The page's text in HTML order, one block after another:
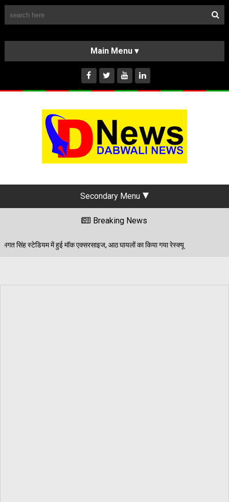
HOME
ABOUT US
INSTAGRAM
Secondary Menu
Breaking News
आठ घायलों का किया गया रेस्क्यू 06/08/2026 पेड़ जन्म से मरण तक